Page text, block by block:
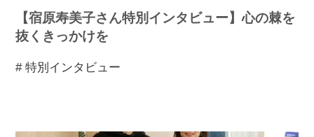
【宿原寿美子さん特別インタビュー】心の棘を
抜くきっかけを
# 特別インタビュー